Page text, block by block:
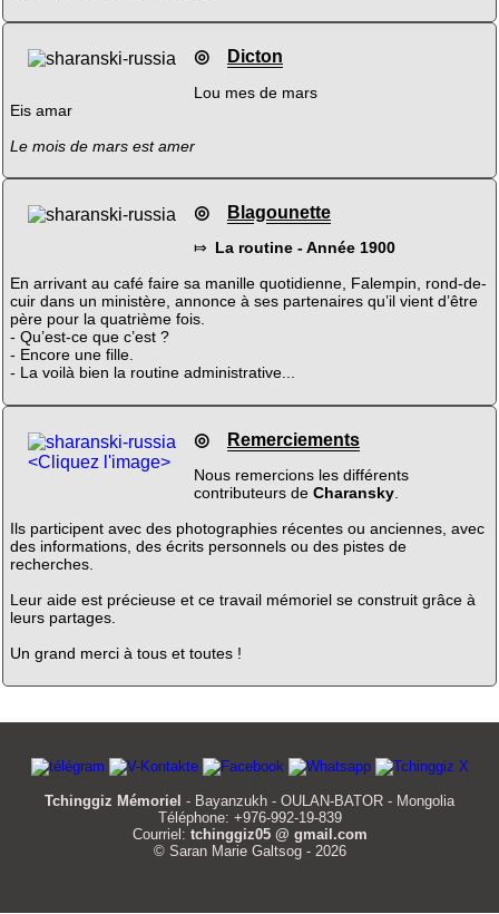
◎ Dicton
Lou mes de mars
Eis amar
Le mois de mars est amer
◎ Blagounette
⤇ La routine - Année 1900
En arrivant au café faire sa manille quotidienne, Falempin, rond-de-
cuir dans un ministère, annonce à ses partenaires qu’il vient d’être
père pour la quatrième fois.
- Qu’est-ce que c’est ?
- Encore une fille.
- La voilà bien la routine administrative...
<Cliquez l'image>
◎ Remerciements
Nous remercions les différents
contributeurs de Charansky.
Ils participent avec des photographies récentes ou anciennes, avec
des informations, des écrits personnels ou des pistes de
recherches.
Leur aide est précieuse et ce travail mémoriel se construit grâce à
leurs partages.
Un grand merci à tous et toutes !
Tchinggiz Mémoriel - Bayanzukh - OULAN-BATOR - Mongolia
Téléphone: +976-992-19-839
Courriel: tchinggiz05 @ gmail.com
© Saran Marie Galtsog - 2026